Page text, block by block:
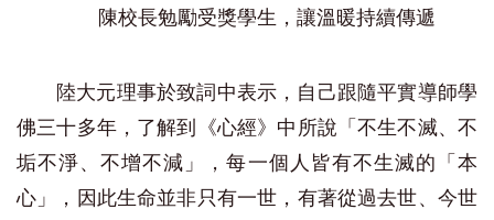
陳校長勉勵受獎學生，讓溫暖持續傳遞
陸大元理事於致詞中表示，自己跟隨平實導師學
佛三十多年，了解到《心經》中所說「不生不滅、不
垢不淨、不增不減」，每一個人皆有不生滅的「本
心」，因此生命並非只有一世，有著從過去世、今世